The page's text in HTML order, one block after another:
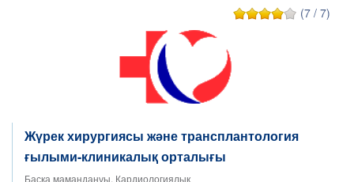
(7 / 7)
Жүрек хирургиясы және трансплантология
ғылыми-клиникалық орталығы
Басқа мамандануы, Кардиологиялық